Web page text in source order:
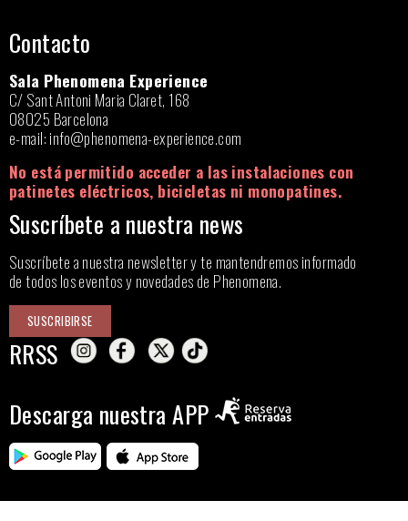
Contacto
Sala Phenomena Experience
C/ Sant Antoni Maria Claret, 168
08025 Barcelona
e-mail:info@phenomena-experience.com
No está permitido acceder a las instalaciones con
patinetes eléctricos, bicicletas ni monopatines.
Suscríbete a nuestra news
Suscríbete a nuestra newsletter y te mantendremos informado
de todos los eventos y novedades de Phenomena.
SUSCRIBIRSE
RRSS
Descarga nuestra APP